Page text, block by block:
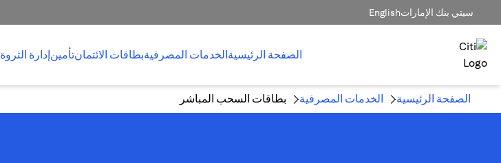
سيتي بنك الإماراتEnglish
الصفحة الرئيسيةالخدمات المصرفيةبطاقات الائتمانتأمينإدارة الثروة
الصفحة الرئيسية الخدمات المصرفية بطاقات السحب المباشر